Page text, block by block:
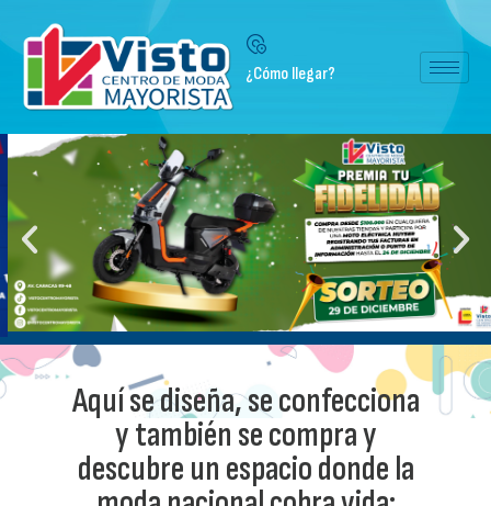
¿Cómo llegar?
Aquí se diseña, se confecciona
y también se compra y
descubre un espacio donde la